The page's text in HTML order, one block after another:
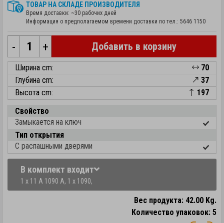
ТОВАР НА СКЛАДЕ ПРОИЗВОДИТЕЛЯ
Время доставки: ~30 рабочих дней
Информация о предполагаемом времени доставки по тел.: 5646 1150
- + Добавить в корзину
Ширина cm:
70
Глубина cm:
37
Высота cm:
197
Свойство
Замыкается на ключ
Тип открытия
С распашными дверями
В комплект входит
1 x 11 A 1090 A, 1 x 1090,
Вес продукта: 42.00 Kg.
Количество упаковок: 5